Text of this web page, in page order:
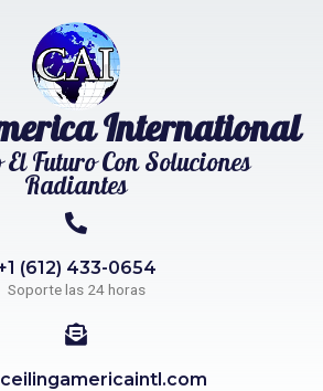
International
Futuro Con Soluciones
Radiantes
(612) 433-0654
Soporte las 24 horas